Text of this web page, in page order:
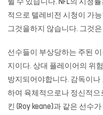
뛸 수 있습니다. NFL의 시청
적으로 텔레비전 시청이 가
그것을하지 않습니다. 그것
선수들이 부상당하는 주된
지이다. 상대 플레이어의 위
방지되어야합니다. 감독이
하여 육체적으로나 정신적으
킨 (Roy keane)과 같은 선수